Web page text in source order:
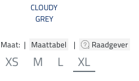
CLOUDY
GREY
Maat: | Maattabel | Raadgever
XS M L XL